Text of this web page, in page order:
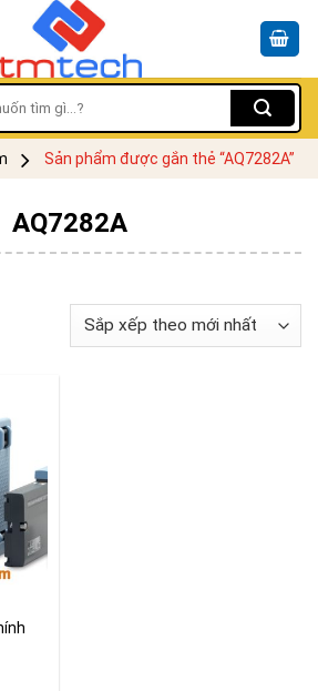
Sản phẩm được gắn thẻ “AQ7282A”
AQ7282A